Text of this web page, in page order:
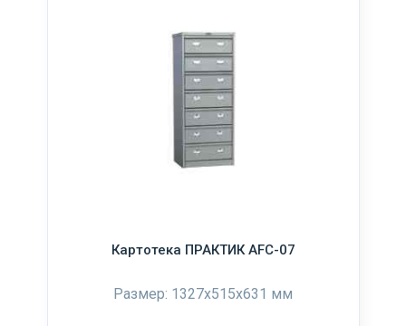
Картотека ПРАКТИК AFC-07
Размер: 1327x515x631 мм